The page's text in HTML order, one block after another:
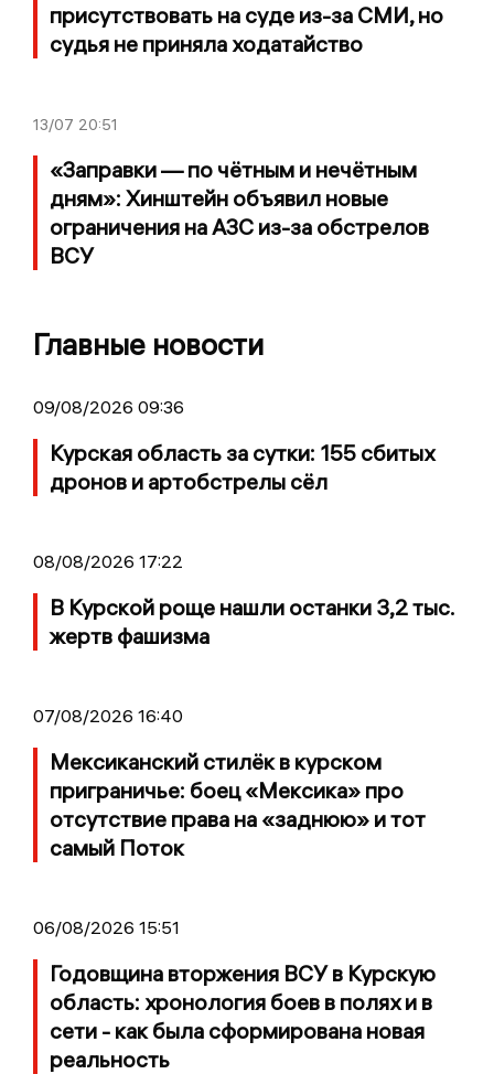
присутствовать на суде из-за СМИ, но
судья не приняла ходатайство
13/07 20:51
«Заправки — по чётным и нечётным
дням»: Хинштейн объявил новые
ограничения на АЗС из-за обстрелов
ВСУ
Главные новости
09/08/2026 09:36
Курская область за сутки: 155 сбитых
дронов и артобстрелы сёл
08/08/2026 17:22
В Курской роще нашли останки 3,2 тыс.
жертв фашизма
07/08/2026 16:40
Мексиканский стилёк в курском
приграничье: боец «Мексика» про
отсутствие права на «заднюю» и тот
самый Поток
06/08/2026 15:51
Годовщина вторжения ВСУ в Курскую
область: хронология боев в полях и в
сети - как была сформирована новая
реальность